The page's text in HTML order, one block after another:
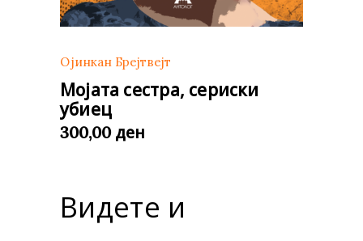
Ојинкан Брејтвејт
Мојата сестра, сериски
убиец
300,00 ден
Видете и